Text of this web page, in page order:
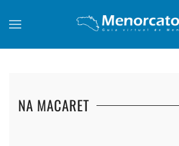
Skip to main content
NA MACARET